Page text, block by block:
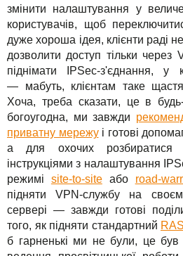
змінити налаштування у
користувачів, щоб
дуже хороша ідея, клієнти раді
дозволити доступ тільки через
піднімати IPSec-з'єднання, у
— мабуть, клієнтам таке
Хоча, треба сказати, це в
богоугодна, ми завжди
приватну мережуі готові
а для охочих розбиратися
інструкціями з налаштування
режимі site-to-siteабо road-
підняти VPN-службу на
сервері — завжди готові
того, як підняти стандартний RAS
б гарненькі ми не були, це